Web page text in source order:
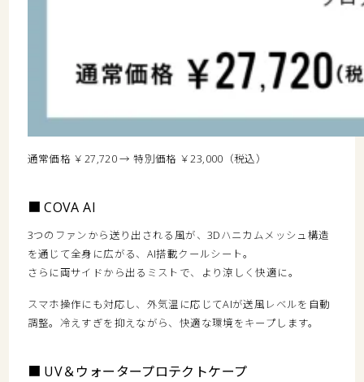
通常価格 ￥27,720 → 特別価格 ￥23,000（税込）
■ COVA AI
3つのファンから送り出される風が、3Dハニカムメッシュ構造
を通じて全身に広がる、AI搭載クールシート。
さらに両サイドから出るミストで、より涼しく快適に。
スマホ操作にも対応し、外気温に応じてAIが送風レベルを自動
調整。冷えすぎを抑えながら、快適な環境をキープします。
■ UV＆ウォータープロテクトケープ